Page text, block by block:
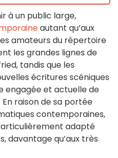
à un public large,
autant qu’aux
amateurs du répertoire
les grandes lignes de
tandis que les
écritures scéniques
engagée et actuelle de
raison de sa portée
contemporaines,
adapté
davantage qu’aux très